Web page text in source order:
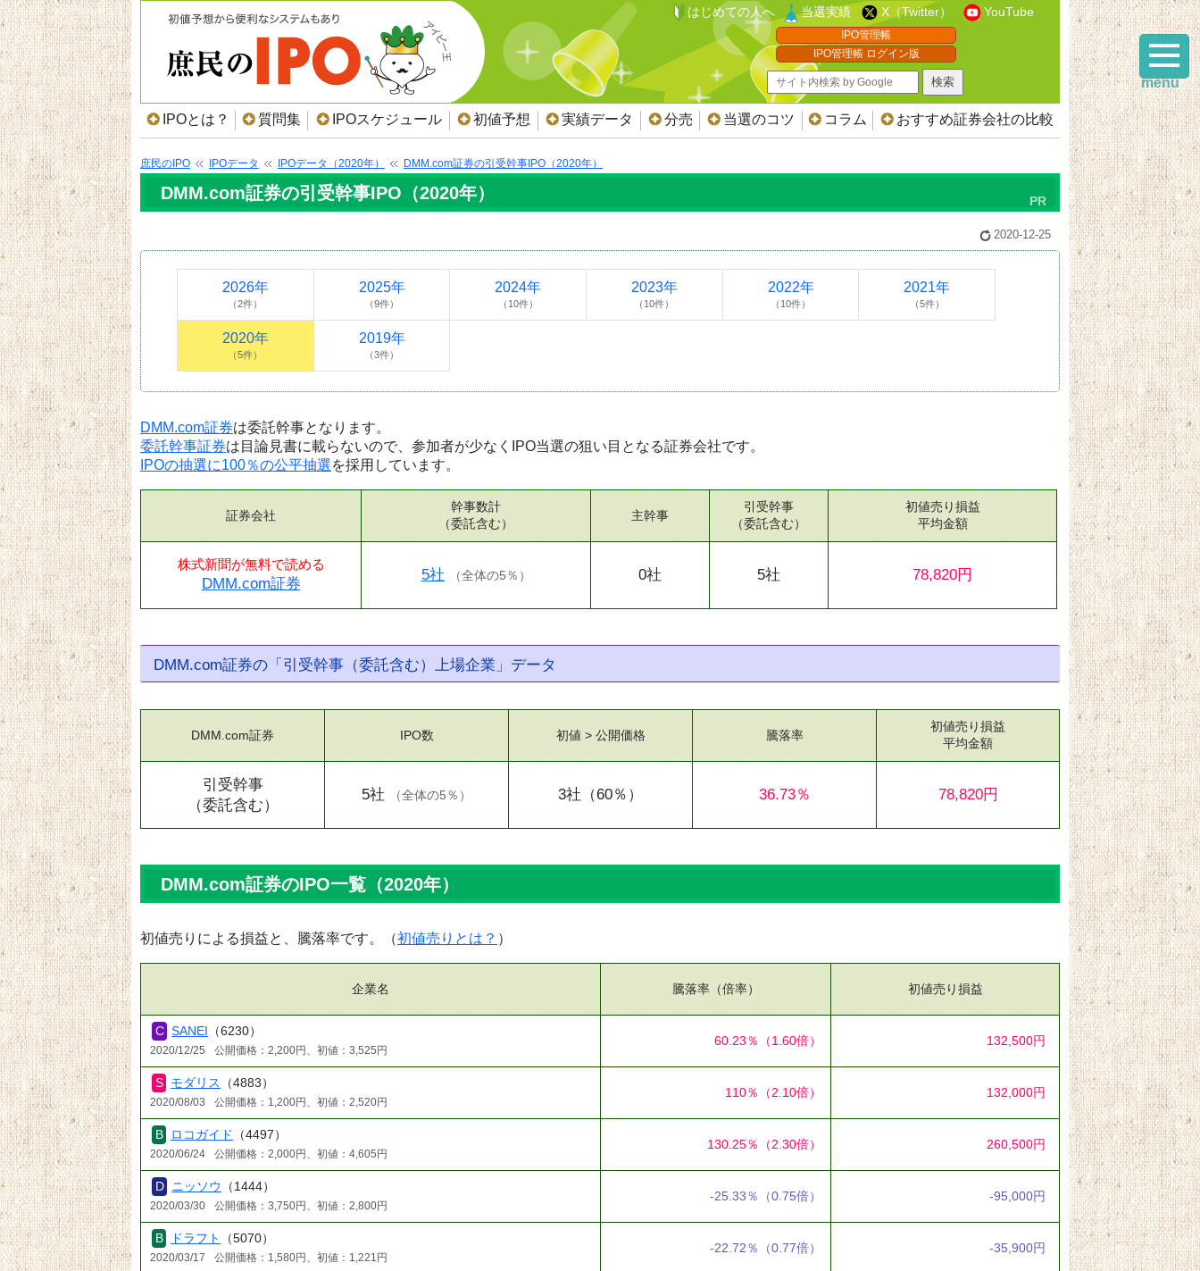
はじめての人へ 当選実績 X（Twitter） YouTube
IPO管理帳
IPO管理帳 ログイン版
IPOとは？ 質問集 IPOスケジュール 初値予想 実績データ 分売 当選のコツ コラム おすすめ証券会社の比較
庶民のIPO IPOデータ IPOデータ（2020年） DMM.com証券の引受幹事IPO（2020年）
DMM.com証券の引受幹事IPO（2020年）
2020-12-25
2026年
（2件）
2025年
（9件）
2024年
（10件）
2023年
（10件）
2022年
（10件）
2021年
（5件）
2020年
（5件）
2019年
（3件）
DMM.com証券は委託幹事となります。
委託幹事証券は目論見書に載らないので、参加者が少なくIPO当選の狙い目となる証券会社です。
IPOの抽選に100％の公平抽選を採用しています。
証券会社
株式新聞が無料で読める
DMM.com証券
幹事数計
（委託含む）
5社 （全体の5％ ）
主幹事
0社
引受幹事
（委託含む）
5社
初値売り損益
平均金額
78,820円
DMM.com証券の「引受幹事（委託含む）上場企業」データ
DMM.com証券
引受幹事
（委託含む）
IPO数
5社 （全体の5％ ）
初値 > 公開価格
3社 （60％）
騰落率
36.73％
初値売り損益
平均金額
78,820円
DMM.com証券のIPO一覧（2020年）
初値売りによる損益と、騰落率です。（初値売りとは？ ）
企業名 騰落率（倍率） 初値売り損益
SANEI （6230）
2020/12/25 公開価格：2,200円、初値：3,525円
60.23％ （1.60倍） 132,500円
モダリス （4883）
2020/08/03 公開価格：1,200円、初値：2,520円
110％ （2.10倍） 132,000円
ロコガイド （4497）
2020/06/24 公開価格：2,000円、初値：4,605円
130.25％ （2.30倍） 260,500円
ニッソウ （1444）
2020/03/30 公開価格：3,750円、初値：2,800円
-25.33％ （0.75倍） -95,000円
ドラフト （5070）
2020/03/17 公開価格：1,580円、初値：1,221円
-22.72％ （0.77倍） -35,900円
menu